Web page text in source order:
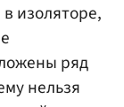
изоляторе,
ряд
нельзя